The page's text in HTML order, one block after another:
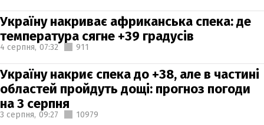
Україну накриває африканська спека: де
температура сягне +39 градусів
4 серпня, 07:32 911
Україну накриє спека до +38, але в частині
областей пройдуть дощі: прогноз погоди
на 3 серпня
3 серпня, 09:27 10979